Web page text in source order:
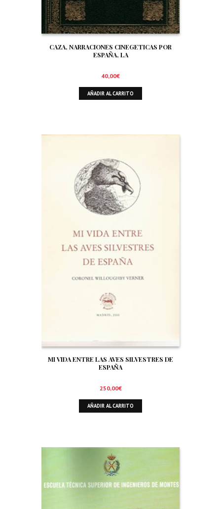
CAZA, NARRACIONES CINEGETICAS POR
ESPAÑA, LA
40,00€
AÑADIR AL CARRITO
MI VIDA ENTRE LAS AVES SILVESTRES DE
ESPAÑA
250,00€
AÑADIR AL CARRITO